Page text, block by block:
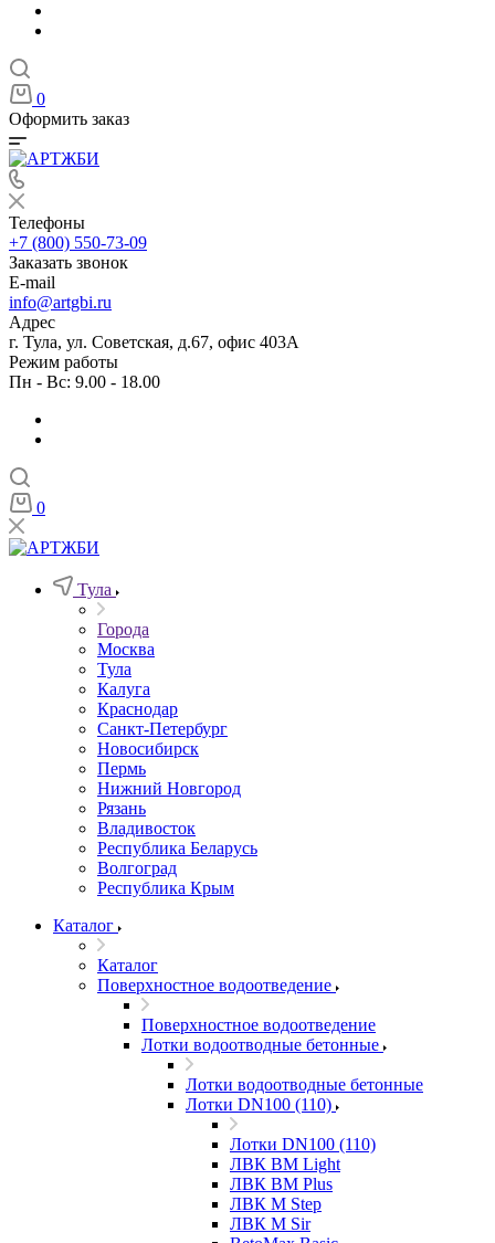
0
Оформить заказ
Телефоны
+7 (800) 550-73-09
Заказать звонок
E-mail
info@artgbi.ru
Адрес
г. Тула, ул. Советская, д.67, офис 403А
Режим работы
Пн - Вс: 9.00 - 18.00
0
Тула
Города
Москва
Тула
Калуга
Краснодар
Санкт-Петербург
Новосибирск
Пермь
Нижний Новгород
Рязань
Владивосток
Республика Беларусь
Волгоград
Республика Крым
Каталог
Каталог
Поверхностное водоотведение
Поверхностное водоотведение
Лотки водоотводные бетонные
Лотки водоотводные бетонные
Лотки DN100 (110)
Лотки DN100 (110)
ЛВК ВМ Light
ЛВК ВМ Plus
ЛВК М Step
ЛВК М Sir